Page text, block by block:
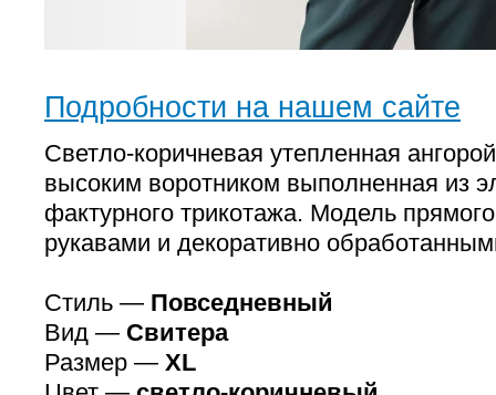
Подробности на нашем сайте
Светло-коричневая утепленная
высоким воротником выполненная из
фактурного трикотажа. Модель
рукавами и декоративно
Стиль — Повседневный
Вид — Свитера
Размер — XL